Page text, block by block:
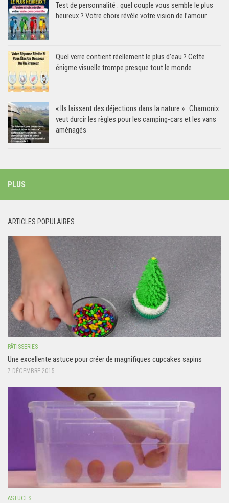
Test de personnalité : quel couple vous semble le plus
heureux ? Votre choix révèle votre vision de l’amour
Quel verre contient réellement le plus d’eau ? Cette
énigme visuelle trompe presque tout le monde
« Ils laissent des déjections dans la nature » : Chamonix
veut durcir les règles pour les camping-cars et les vans
aménagés
PLUS
ARTICLES POPULAIRES
PÂTISSERIES
Une excellente astuce pour créer de magnifiques cupcakes sapins
7 DÉCEMBRE 2015
ASTUCES